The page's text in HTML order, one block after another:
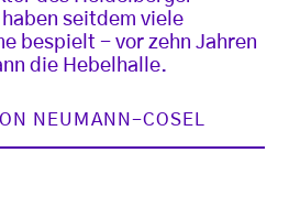
seitdem viele
bespielt - vor zehn Jahren
die Hebelhalle.
NEUMANN-COSEL